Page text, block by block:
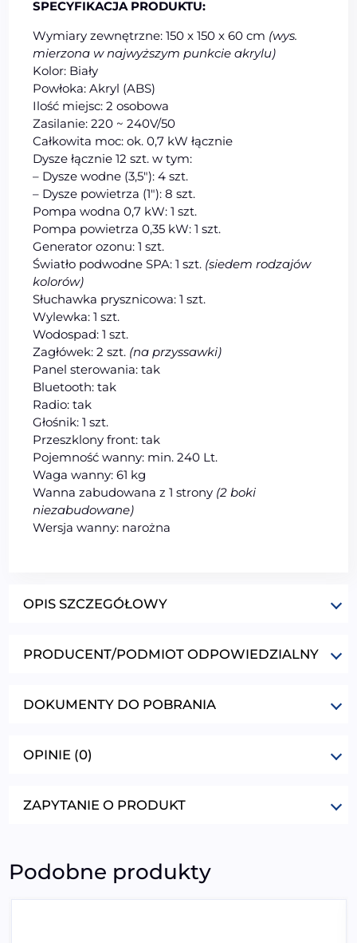
SPECYFIKACJA PRODUKTU:
Wymiary zewnętrzne: 150 x 150 x 60 cm (wys.
mierzona w najwyższym punkcie akrylu)
Kolor: Biały
Powłoka: Akryl (ABS)
Ilość miejsc: 2 osobowa
Zasilanie: 220 ~ 240V/50
Całkowita moc: ok. 0,7 kW łącznie
Dysze łącznie 12 szt. w tym:
– Dysze wodne (3,5″): 4 szt.
– Dysze powietrza (1″): 8 szt.
Pompa wodna 0,7 kW: 1 szt.
Pompa powietrza 0,35 kW: 1 szt.
Generator ozonu: 1 szt.
Światło podwodne SPA: 1 szt. (siedem rodzajów
kolorów)
Słuchawka prysznicowa: 1 szt.
Wylewka: 1 szt.
Wodospad: 1 szt.
Zagłówek: 2 szt. (na przyssawki)
Panel sterowania: tak
Bluetooth: tak
Radio: tak
Głośnik: 1 szt.
Przeszklony front: tak
Pojemność wanny: min. 240 Lt.
Waga wanny: 61 kg
Wanna zabudowana z 1 strony (2 boki
niezabudowane)
Wersja wanny: narożna
OPIS SZCZEGÓŁOWY
PRODUCENT/PODMIOT ODPOWIEDZIALNY
DOKUMENTY DO POBRANIA
OPINIE (0)
ZAPYTANIE O PRODUKT
Podobne produkty